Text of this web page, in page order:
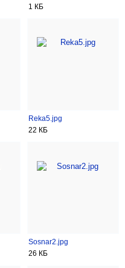
1 КБ
Reka5.jpg
22 КБ
Sosnar2.jpg
26 КБ